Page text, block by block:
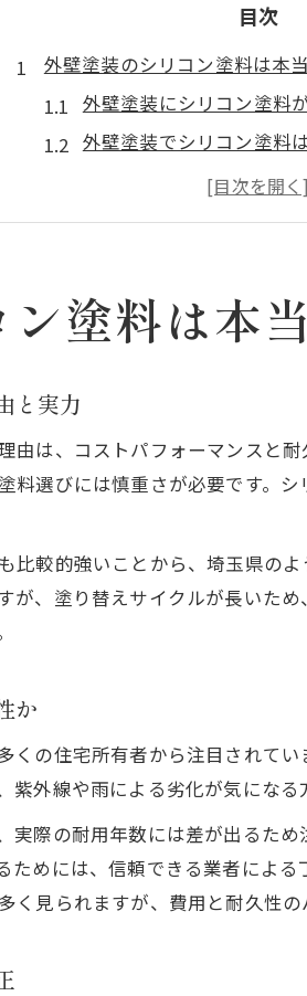
目次
外壁塗装のシリコン塗料は本
外壁塗装にシリコン塗料
外壁塗装でシリコン塗料
埼玉県の外壁塗装事情と
外壁塗装におけるシリコ
シリコン外壁塗装の最新相場
外壁塗装のシリコン塗料
外壁塗装の費用相場と安
外壁塗装で損しないため
外壁塗装の費用を抑える
外壁塗装をお得にする現
耐久性で選ぶ外壁塗装 コスト
外壁塗装で耐久性とコス
シリコン塗料の耐久性を
外壁塗装のコスト最適化
外壁塗装の耐用年数と価
塗料は本
と実力
由は、コストパフォーマンスと
料選びには慎重さが必要です。
比較的強いことから、埼玉県の
が、塗り替えサイクルが長いた
か
くの住宅所有者から注目されて
外線や雨による劣化が気にな
実際の耐用年数には差が出るた
ためには、信頼できる業者によ
く見られますが、費用と耐久性